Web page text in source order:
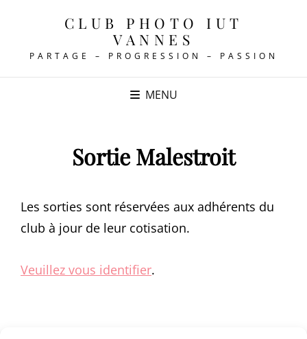
CLUB PHOTO IUT
VANNES
PARTAGE – PROGRESSION – PASSION
MENU
Sortie Malestroit
Les sorties sont réservées aux adhérents du
club à jour de leur cotisation.
Veuillez vous identifier.